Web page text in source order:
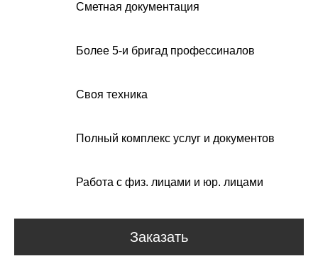
Сметная документация
Более 5-и бригад профессиналов
Своя техника
Полный комплекс услуг и документов
Работа с физ. лицами и юр. лицами
Заказать